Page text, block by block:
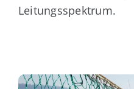
Leitungsspektrum.